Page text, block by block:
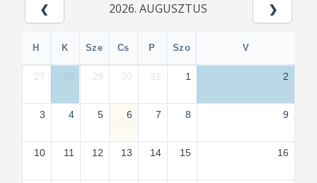
2026. AUGUSZTUS
H K Sze Cs P Szo V
27 29 30 31 1 2
3 4 5 6 7 8 9
10 11 12 13 14 15 16